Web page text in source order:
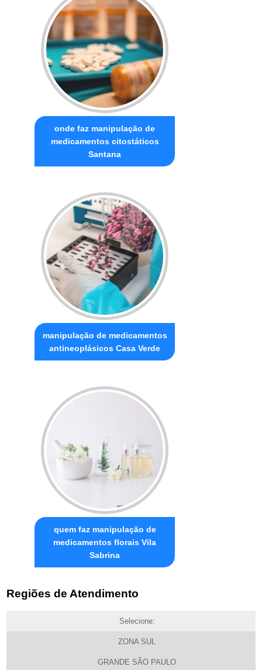
onde faz manipulação de
medicamentos citostáticos
Santana
manipulação de medicamentos
antineoplásicos Casa Verde
quem faz manipulação de
medicamentos florais Vila
Sabrina
Regiões de Atendimento
Selecione:
ZONA SUL
GRANDE SÃO PAULO